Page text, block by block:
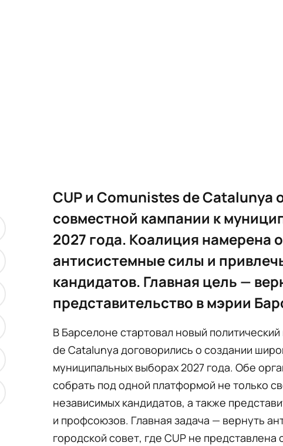
CUP и Comunistes de Catalunya
совместной кампании к
2027 года. Коалиция намерена
антисистемные силы и
кандидатов. Главная цель —
представительство в мэрии
В Барселоне стартовал новый
de Catalunya договорились о создании
муниципальных выборах 2027 года. Обе
собрать под одной платформой не только
независимых кандидатов, а также
и профсоюзов. Главная задача — вернуть
городской совет, где CUP не представлена